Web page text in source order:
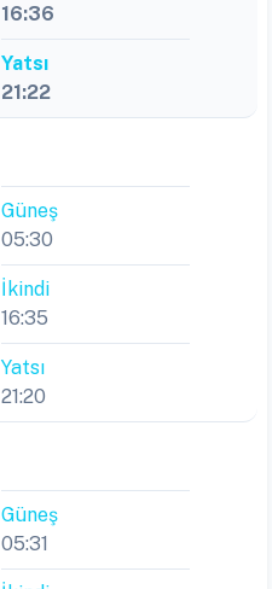
16:36
Yatsı
21:22
Güneş
05:30
İkindi
16:35
Yatsı
21:20
Güneş
05:31